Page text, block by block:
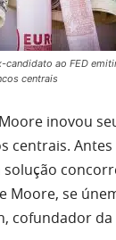
candidato ao FED
centrais
inovou
centrais.
Moore, se
cofundador da